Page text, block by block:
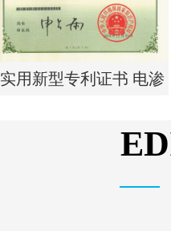
实用新型专利证书 电渗